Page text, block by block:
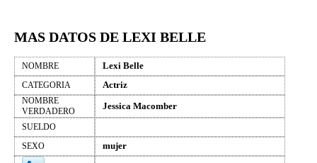
MAS DATOS DE LEXI BELLE
NOMBRE Lexi Belle
CATEGORIA Actriz
NOMBRE
VERDADERO
Jessica Macomber
SUELDO
SEXO
mujer